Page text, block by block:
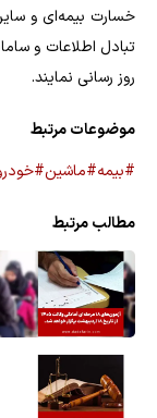
خسارت بیمه‌ای و سایر
تبادل اطلاعات و
روز رسانی نمایند.
موضوعات مرتبط
#بیمه#ماشین
مطالب مرتبط